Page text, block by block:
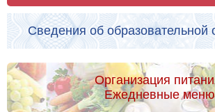
Сведения об образовательной
Организация
Ежедневные меню